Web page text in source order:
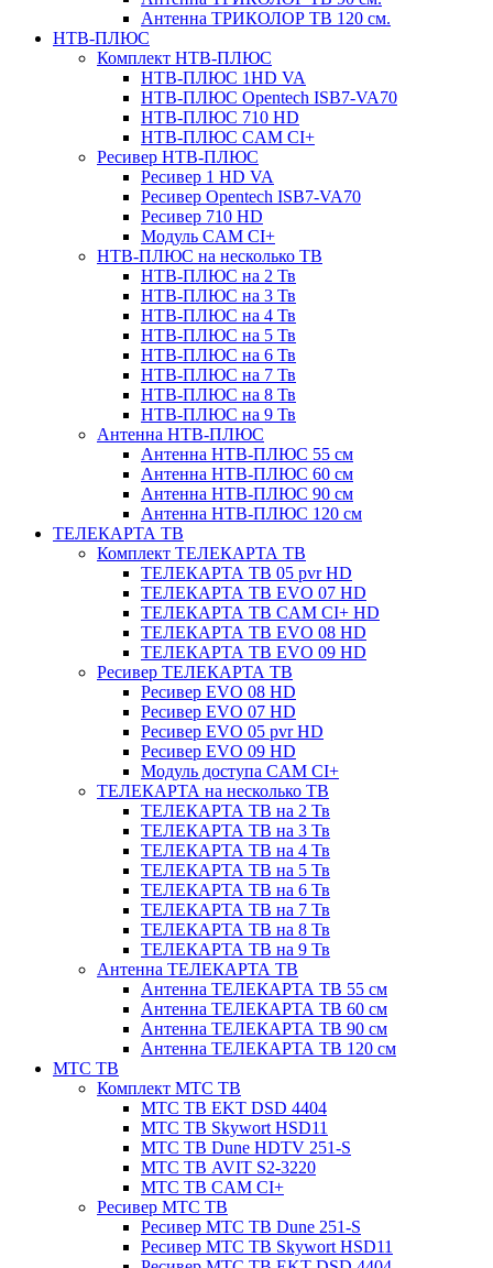
Антенна ТРИКОЛОР ТВ 120 см.
НТВ-ПЛЮС
Комплект НТВ-ПЛЮС
НТВ-ПЛЮС 1HD VA
НТВ-ПЛЮС Opentech ISB7-VA70
НТВ-ПЛЮС 710 HD
НТВ-ПЛЮС CAM CI+
Ресивер НТВ-ПЛЮС
Ресивер 1 HD VA
Ресивер Opentech ISB7-VA70
Ресивер 710 HD
Модуль CAM CI+
НТВ-ПЛЮС на несколько ТВ
НТВ-ПЛЮС на 2 Тв
НТВ-ПЛЮС на 3 Тв
НТВ-ПЛЮС на 4 Тв
НТВ-ПЛЮС на 5 Тв
НТВ-ПЛЮС на 6 Тв
НТВ-ПЛЮС на 7 Тв
НТВ-ПЛЮС на 8 Тв
НТВ-ПЛЮС на 9 Тв
Антенна НТВ-ПЛЮС
Антенна НТВ-ПЛЮС 55 см
Антенна НТВ-ПЛЮС 60 см
Антенна НТВ-ПЛЮС 90 см
Антенна НТВ-ПЛЮС 120 см
ТЕЛЕКАРТА ТВ
Комплект ТЕЛЕКАРТА ТВ
ТЕЛЕКАРТА ТВ 05 pvr HD
ТЕЛЕКАРТА ТВ EVO 07 HD
ТЕЛЕКАРТА ТВ CAM CI+ HD
ТЕЛЕКАРТА ТВ EVO 08 HD
ТЕЛЕКАРТА ТВ EVO 09 HD
Ресивер ТЕЛЕКАРТА ТВ
Ресивер EVO 08 HD
Ресивер EVO 07 HD
Ресивер EVO 05 pvr HD
Ресивер EVO 09 HD
Модуль доступа CAM CI+
ТЕЛЕКАРТА на несколько ТВ
ТЕЛЕКАРТА ТВ на 2 Тв
ТЕЛЕКАРТА ТВ на 3 Тв
ТЕЛЕКАРТА ТВ на 4 Тв
ТЕЛЕКАРТА ТВ на 5 Тв
ТЕЛЕКАРТА ТВ на 6 Тв
ТЕЛЕКАРТА ТВ на 7 Тв
ТЕЛЕКАРТА ТВ на 8 Тв
ТЕЛЕКАРТА ТВ на 9 Тв
Антенна ТЕЛЕКАРТА ТВ
Антенна ТЕЛЕКАРТА ТВ 55 см
Антенна ТЕЛЕКАРТА ТВ 60 см
Антенна ТЕЛЕКАРТА ТВ 90 см
Антенна ТЕЛЕКАРТА ТВ 120 см
МТС ТВ
Комплект МТС ТВ
МТС ТВ EKT DSD 4404
МТС ТВ Skywort HSD11
МТС ТВ Dune HDTV 251-S
МТС ТВ AVIT S2-3220
МТС ТВ CAM CI+
Ресивер МТС ТВ
Ресивер МТС ТВ Dune 251-S
Ресивер МТС ТВ Skywort HSD11